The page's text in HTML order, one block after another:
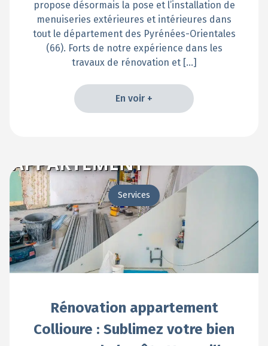
propose désormais la pose et l’installation de
menuiseries extérieures et intérieures dans
tout le département des Pyrénées-Orientales
(66). Forts de notre expérience dans les
travaux de rénovation et […]
En voir +
Services
Rénovation appartement
Collioure : Sublimez votre bien